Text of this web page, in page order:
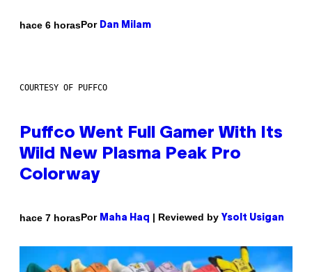
hace 6 horasPor Dan Milam
COURTESY OF PUFFCO
Puffco Went Full Gamer With Its
Wild New Plasma Peak Pro
Colorway
hace 7 horasPor Maha Haq | Reviewed by Ysolt Usigan